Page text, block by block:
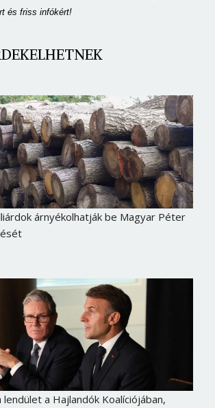
és friss infókért!
árnyékolhatják be Magyar Péter
a Hajlandók Koalíciójában,